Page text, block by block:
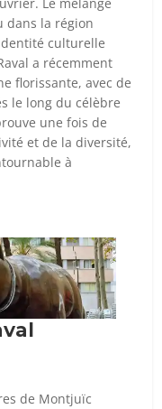
dans la région
culturelle
a récemment
florissante, avec de
le long du célèbre
une fois de
et de la diversité,
à
de Montjuïc